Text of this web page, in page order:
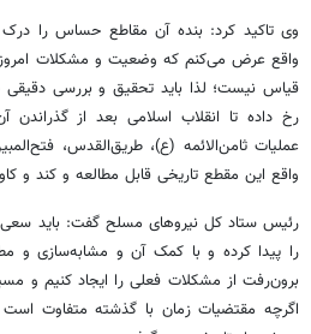
وی تاکید کرد: بنده آن مقاطع حساس را
قیاس نیست؛ لذا باید تحقیق و بررسی دقیقی
رخ داده تا انقلاب اسلامی بعد از
عملیات ثامن‌الائمه (ع)، طریق‌القدس،
واقع این مقطع تاریخی قابل مطالعه و کند و
رئیس ستاد کل نیروهای مسلح گفت: باید سعی
را پیدا کرده و با کمک آن و مشابه‌سازی و
برون‌رفت از مشکلات فعلی را ایجاد کنیم و
اگرچه مقتضیات زمان با گذشته متفاوت